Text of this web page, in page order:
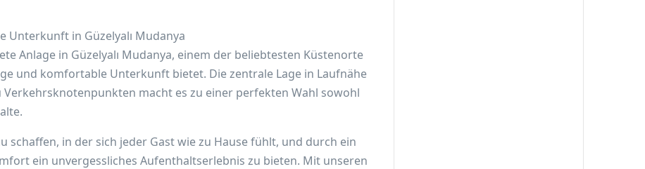
Unterkunft in Güzelyalı Mudanya
Anlage in Güzelyalı Mudanya, einem der beliebtesten Küstenorte
und komfortable Unterkunft bietet. Die zentrale Lage in Laufnähe
macht es zu einer perfekten Wahl sowohl
schaffen, in der sich jeder Gast wie zu Hause fühlt, und durch ein
ein unvergessliches Aufenthaltserlebnis zu bieten. Mit unseren